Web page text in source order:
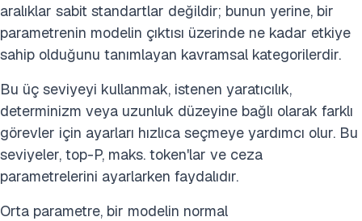
aralıklar sabit standartlar değildir; bunun yerine, bir
parametrenin modelin çıktısı üzerinde ne kadar etkiye
sahip olduğunu tanımlayan kavramsal kategorilerdir.
Bu üç seviyeyi kullanmak, istenen yaratıcılık,
determinizm veya uzunluk düzeyine bağlı olarak farklı
görevler için ayarları hızlıca seçmeye yardımcı olur. Bu
seviyeler, top-P, maks. token'lar ve ceza
parametrelerini ayarlarken faydalıdır.
Orta parametre, bir modelin normal